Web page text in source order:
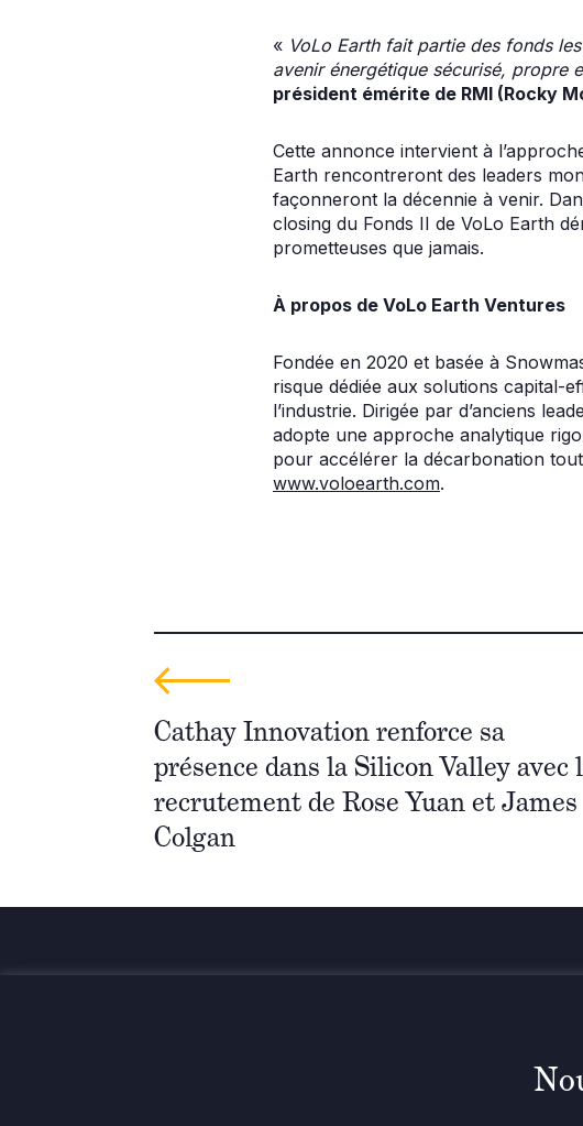
« VoLo Earth fait partie des fonds
avenir énergétique sécurisé, propre
président émérite de RMI (Rocky
Cette annonce intervient à
Earth rencontreront des leaders
façonneront la décennie à venir.
closing du Fonds II de VoLo Earth
prometteuses que jamais.
À propos de VoLo Earth Ventures
Fondée en 2020 et basée à
risque dédiée aux solutions capital-
l’industrie. Dirigée par d’anciens
adopte une approche analytique
pour accélérer la décarbonation
www.voloearth.com.
Cathay Innovation renforce sa
présence dans la Silicon Valley avec
recrutement de Rose Yuan et James
Colgan